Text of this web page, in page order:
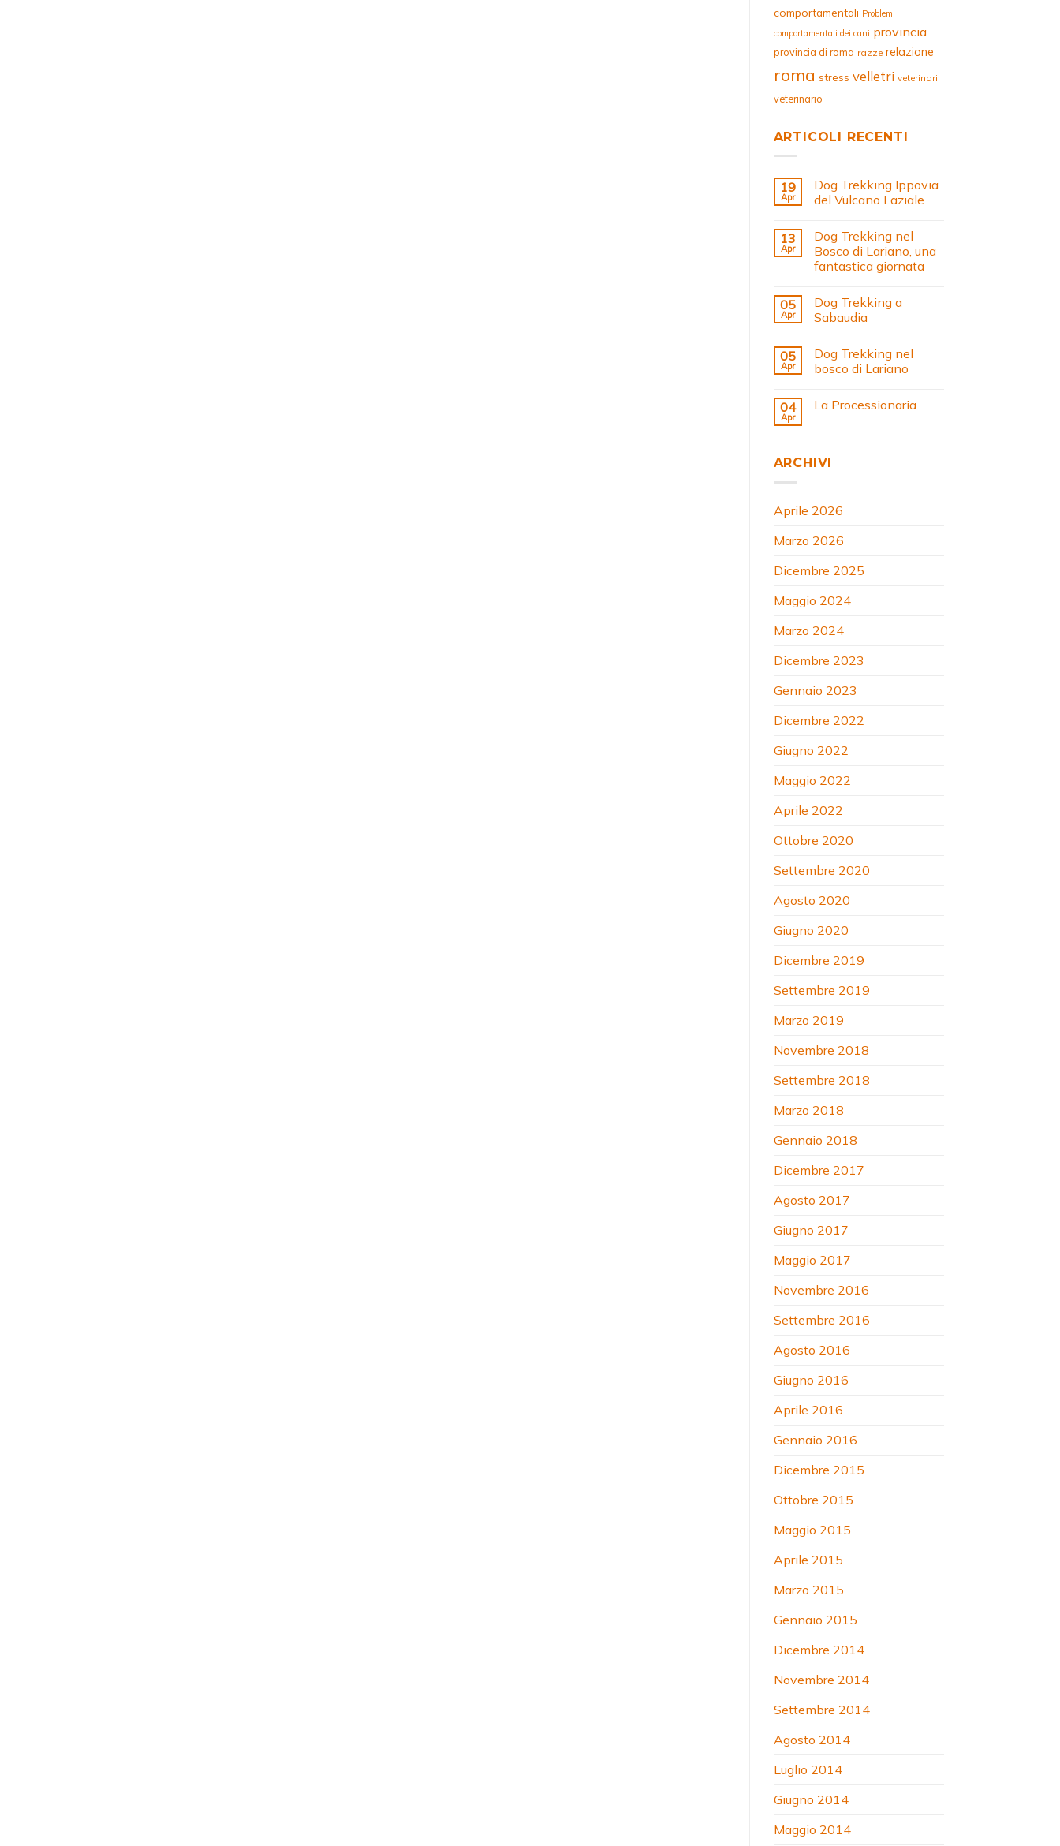
comportamentali Problemi
comportamentali dei cani provincia
provincia di roma razze relazione
roma stress velletri veterinari
veterinario
ARTICOLI RECENTI
19
Apr
Dog Trekking Ippovia
del Vulcano Laziale
13
Apr
Dog Trekking nel
Bosco di Lariano, una
fantastica giornata
05
Apr
Dog Trekking a
Sabaudia
05
Apr
Dog Trekking nel
bosco di Lariano
04
Apr
La Processionaria
ARCHIVI
Aprile 2026
Marzo 2026
Dicembre 2025
Maggio 2024
Marzo 2024
Dicembre 2023
Gennaio 2023
Dicembre 2022
Giugno 2022
Maggio 2022
Aprile 2022
Ottobre 2020
Settembre 2020
Agosto 2020
Giugno 2020
Dicembre 2019
Settembre 2019
Marzo 2019
Novembre 2018
Settembre 2018
Marzo 2018
Gennaio 2018
Dicembre 2017
Agosto 2017
Giugno 2017
Maggio 2017
Novembre 2016
Settembre 2016
Agosto 2016
Giugno 2016
Aprile 2016
Gennaio 2016
Dicembre 2015
Ottobre 2015
Maggio 2015
Aprile 2015
Marzo 2015
Gennaio 2015
Dicembre 2014
Novembre 2014
Settembre 2014
Agosto 2014
Luglio 2014
Giugno 2014
Maggio 2014